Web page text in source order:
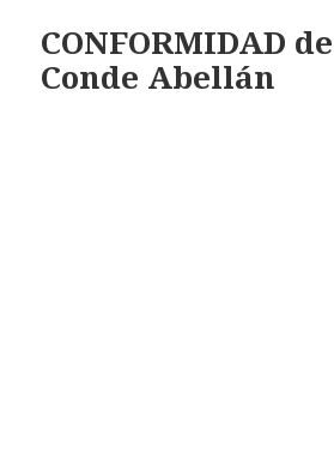
CONFORMIDAD
Conde Abellán